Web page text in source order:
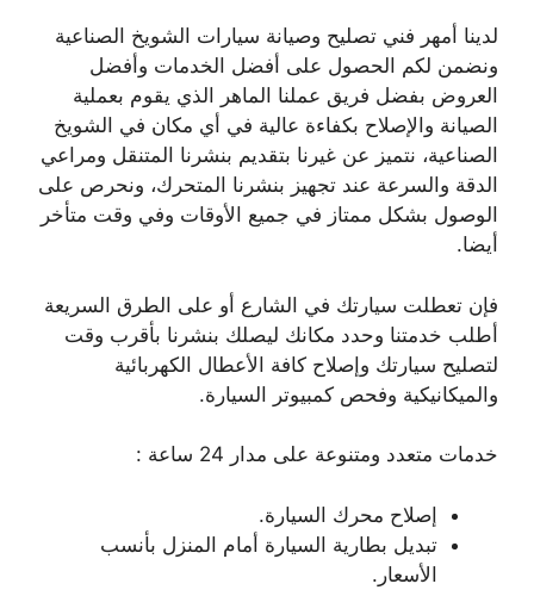
لدينا أمهر فني تصليح وصيانة سيارات الشويخ الصناعية
ونضمن لكم الحصول على أفضل الخدمات وأفضل
العروض بفضل فريق عملنا الماهر الذي يقوم بعملية
الصيانة والإصلاح بكفاءة عالية في أي مكان في الشويخ
الصناعية، نتميز عن غيرنا بتقديم بنشرنا المتنقل ومراعي
الدقة والسرعة عند تجهيز بنشرنا المتحرك، ونحرص على
الوصول بشكل ممتاز في جميع الأوقات وفي وقت متأخر
أيضا.
فإن تعطلت سيارتك في الشارع أو على الطرق السريعة
أطلب خدمتنا وحدد مكانك ليصلك بنشرنا بأقرب وقت
لتصليح سيارتك وإصلاح كافة الأعطال الكهربائية
والميكانيكية وفحص كمبيوتر السيارة.
خدمات متعدد ومتنوعة على مدار 24 ساعة :
إصلاح محرك السيارة.
تبديل بطارية السيارة أمام المنزل بأنسب
الأسعار.